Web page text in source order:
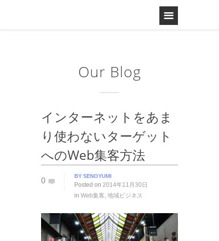
Our Blog
インターネットをあま
り使わないターゲット
へのWeb集客方法
0
BY SENOYUMI
Posted on 2014年11月30日
in Web集客, 地域ビジネス